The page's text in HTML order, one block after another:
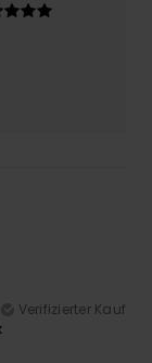
Verifizierter Kauf